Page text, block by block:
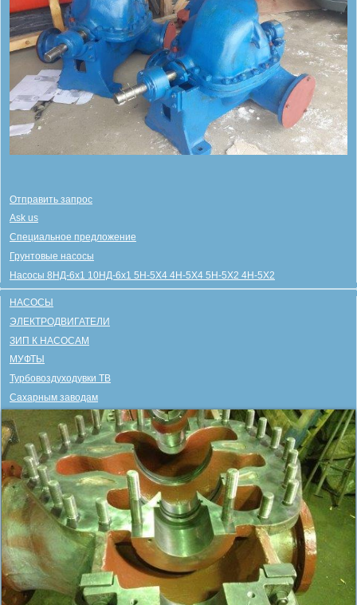
Отправить запрос
Ask us
Специальное предложение
Грунтовые насосы
Насосы 8НД-6х1 10НД-6х1 5Н-5Х4 4Н-5Х4 5Н-5Х2 4Н-5Х2
НАСОСЫ
ЭЛЕКТРОДВИГАТЕЛИ
ЗИП К НАСОСАМ
МУФТЫ
Турбовоздуходувки ТВ
Сахарным заводам